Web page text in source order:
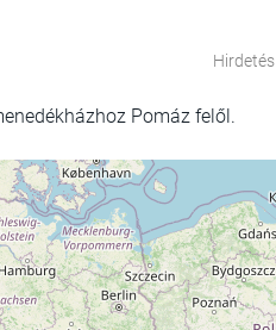
Hirdetés
Pomáz felől.